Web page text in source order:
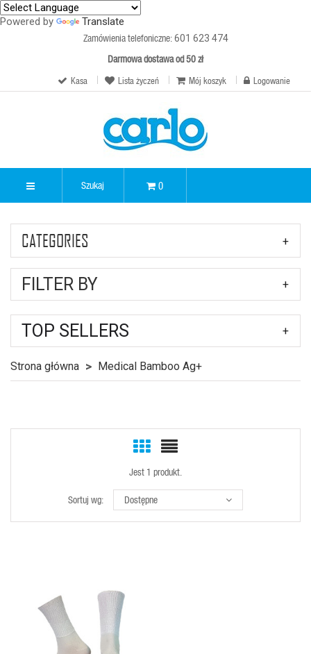
Powered by Translate
Zamówienia telefoniczne:601 623 474
Darmowa dostawa od 50 zł
Kasa
Lista życzeń Mój koszyk Logowanie
0
CATEGORIES
FILTER BY
TOP SELLERS
Strona główna Medical Bamboo Ag+
Jest 1 produkt.
Sortuj wg: Dostępne
SZYBKI
PODGLĄD